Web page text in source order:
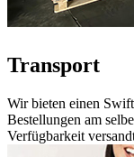
Transport
Wir bieten einen
Bestellungen am
Verfügbarkeit